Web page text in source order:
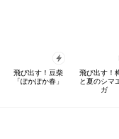
飛び出す！豆柴
「ぽかぽか春」
飛び出す！
と夏のシマ
ガ